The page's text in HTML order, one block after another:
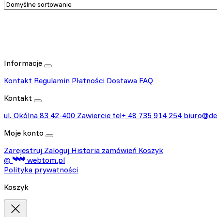
Informacje
Kontakt Regulamin Płatności Dostawa FAQ
Kontakt
ul. Okólna 83 42-400 Zawiercie tel+ 48 735 914 254
Moje konto
Zarejestruj Zaloguj Historia zamówień Koszyk
©
webtom.pl
Polityka prywatności
sposób bez nich. Te pliki
Statystyka
na stronie, gromadząc i
Marketingowe pliki cookie
Koszyk